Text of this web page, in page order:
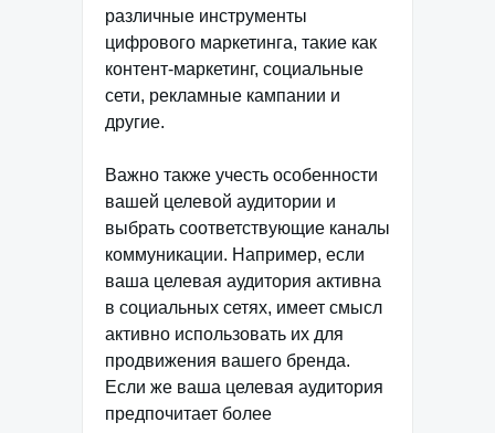
различные инструменты
цифрового маркетинга, такие как
контент-маркетинг, социальные
сети, рекламные кампании и
другие.
Важно также учесть особенности
вашей целевой аудитории и
выбрать соответствующие каналы
коммуникации. Например, если
ваша целевая аудитория активна
в социальных сетях, имеет смысл
активно использовать их для
продвижения вашего бренда.
Если же ваша целевая аудитория
предпочитает более